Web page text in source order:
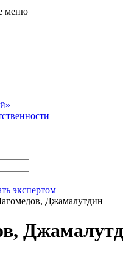
меню
экспертом
Джамалутдин